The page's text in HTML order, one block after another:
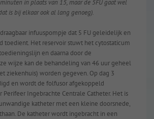
in plaats van 15, maar de 5FU gaat wel
is bij elkaar ook al lang genoeg).
infuuspompje dat 5 FU geleidelijk en
toedient. Het reservoir stuwt het cytostaticum
en daarna door de
wijze kan de behandeling van 46 uur geheel
ziekenhuis) worden gegeven. Op dag 3
en wordt de folfusor afgekoppeld
Perifeer Ingebrachte Centrale Catheter. Het is
katheter met een kleine doorsnede,
De katheter wordt ingebracht in een